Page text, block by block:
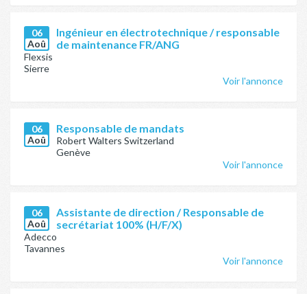
06
Aoû
Ingénieur en électrotechnique / responsable
de maintenance FR/ANG
Flexsis
Sierre
Voir l'annonce
06
Aoû
Responsable de mandats
Robert Walters Switzerland
Genève
Voir l'annonce
06
Aoû
Assistante de direction / Responsable de
secrétariat 100% (H/F/X)
Adecco
Tavannes
Voir l'annonce